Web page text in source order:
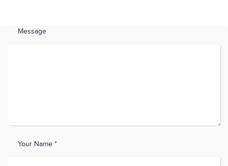
Message
Your Name *